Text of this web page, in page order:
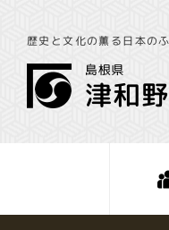
歴史と文化の薫る日本の